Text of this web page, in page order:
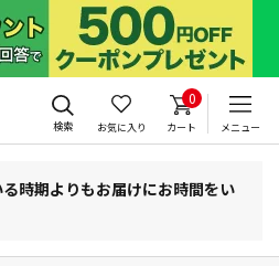
検索 お気に入り
0
カート メニュー
時期よりもお届けにお時間をい